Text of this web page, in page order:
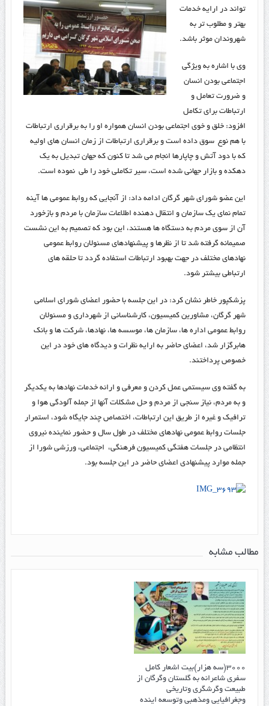
تواند در ارایه خدمات
بهتر و مطلوب تر به
شهروندان موثر باشد.
وی با اشاره به ویژگی
اجتماعی بودن انسان
و ضرورت تعامل و
ارتباطات برای تکامل
افزود: خلق و خوی اجتماعی بودن انسان همواره او را به برقراری ارتباطات
با هم نوع سوق داده است و برقراری ارتباطات از زمان انسان های اولیه
که با دود آتش و چاپارها انجام می شد تا کنون که جهان تبدیل به یک
دهکده و بازار جهانی شده است، سیر تکاملی خود را طی نموده است.
این عضو شورای شهر گرگان ادامه داد: از آنجایی که روابط عمومی ها آینه
تمام نمای یک سازمان و انتقال دهنده اطلاعات سازمان با مردم و بازخورد
آن از سوی مردم به دستگاه ها هستند، این بود که تصمیم به این نشست
صمیمانه گرفته شد تا از نظرها و پیشنهادهای مسئولان روابط عمومی
نهادهای مختلف در جهت بهبود ارتباطات استفاده گردد تا حلقه های
ارتباطی بیشتر شود.
پزشکپور خاطر نشان کرد: در این جلسه با حضور اعضای شورای اسلامی
شهر گرگان، مشاورین کمیسیون، کارشناسانی از شهرداری و مسئولان
روابط عمومی اداره ها، سازمان ها، موسسه ها، نهادها، شرکت ها و بانک
هابرگزار شد، اعضای حاضر به ارایه نظرات و دیدگاه های خود در این
خصوص پرداختند.
به گفته وی سیستمی عمل کردن و معرفی و ارائه خدمات نهادها به یکدیگر
و به مردم، نیاز سنجی از مردم و حل مشکلات آنها از جمله آلودگی هوا و
ترافیک و غیره از طریق این ارتباطات، اختصاص چند جایگاه شود، استمرار
جلسات روابط عمومی نهادهای مختلف در طول سال و حضور نماینده نیروی
انتظامی در جلسات هفتگی کمیسیون فرهنگی، اجتماعی، ورزشی شورا از
جمله موارد پیشنهادی اعضای حاضر در این جلسه بود.
مطالب مشابه
۳۰۰۰(سه هزار)بیت اشعار کامل
سفری شاعرانه به گلستان وگرگان از
طبیعت وگرشگری وتاریخی
وجغرافیایی ومذهبی وتوسعه اینده